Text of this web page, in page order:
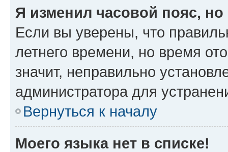
Я изменил часовой пояс,
Если вы уверены, что
летнего времени, но время
значит, неправильно
администратора для
Вернуться к началу
Моего языка нет в списке!